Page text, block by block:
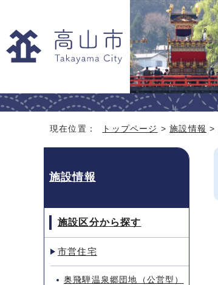
現在位置： トップページ >施設情報 >
施設情報
施設区分から探す
市営住宅
奥飛騨温泉郷団地（公営型）